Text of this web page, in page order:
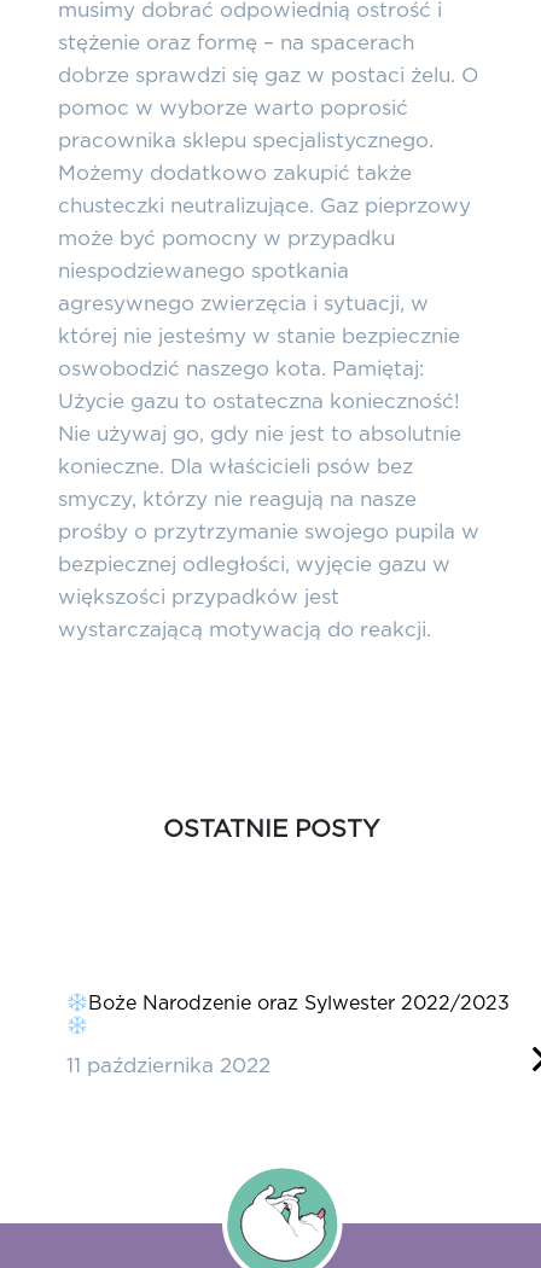
musimy dobrać odpowiednią ostrość i
stężenie oraz formę – na spacerach
dobrze sprawdzi się gaz w postaci żelu. O
pomoc w wyborze warto poprosić
pracownika sklepu specjalistycznego.
Możemy dodatkowo zakupić także
chusteczki neutralizujące. Gaz pieprzowy
może być pomocny w przypadku
niespodziewanego spotkania
agresywnego zwierzęcia i sytuacji, w
której nie jesteśmy w stanie bezpiecznie
oswobodzić naszego kota. Pamiętaj:
Użycie gazu to ostateczna konieczność!
Nie używaj go, gdy nie jest to absolutnie
konieczne. Dla właścicieli psów bez
smyczy, którzy nie reagują na nasze
prośby o przytrzymanie swojego pupila w
bezpiecznej odległości, wyjęcie gazu w
większości przypadków jest
wystarczającą motywacją do reakcji.
OSTATNIE POSTY
Boże Narodzenie oraz Sylwester 2022/2023
11 października 2022